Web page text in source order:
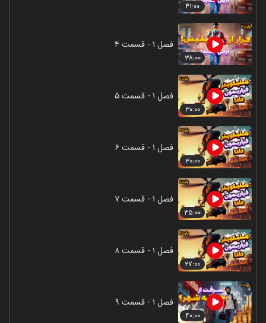
۴۱:۰۰
۳۸:۰۰
فصل ۱ - قسمت ۴
۳۰:۰۰
فصل ۱ - قسمت ۵
۳۰:۰۰
فصل ۱ - قسمت ۶
۳۵:۰۰
فصل ۱ - قسمت ۷
۲۷:۰۰
فصل ۱ - قسمت ۸
۴۰:۰۰
فصل ۱ - قسمت ۹